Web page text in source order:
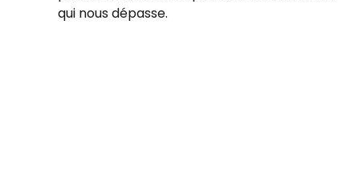
qui nous dépasse.